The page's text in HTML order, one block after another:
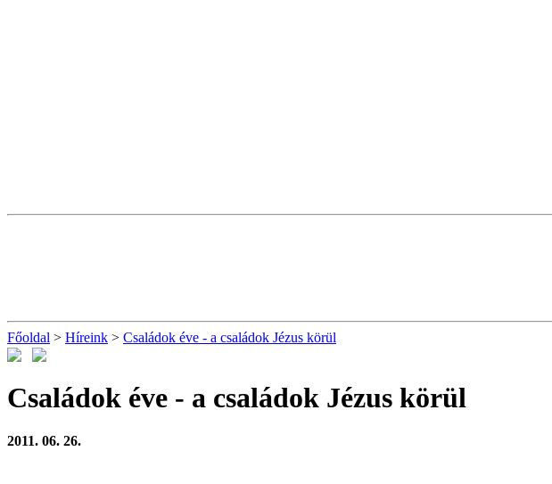
Főoldal > Híreink > Családok éve - a családok Jézus körül
Családok éve - a családok Jézus körül
2011. 06. 26.